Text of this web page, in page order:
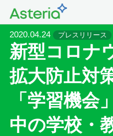
2020.04.24 プレスリリース
新型コロナ
拡大防止対
「学習機会
中の学校・